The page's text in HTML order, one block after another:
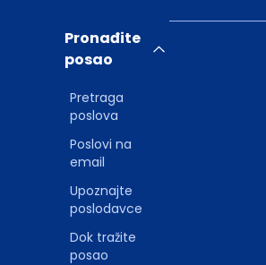
Pronađite
posao
Pretraga
poslova
Poslovi na
email
Upoznajte
poslodavce
Dok tražite
posao